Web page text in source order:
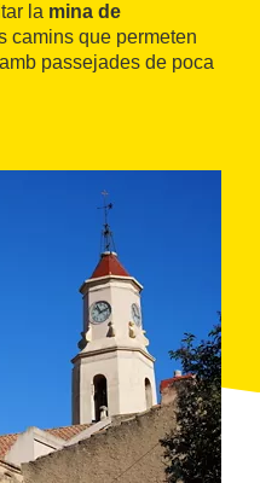
la mina de
camins que permeten
passejades de poca